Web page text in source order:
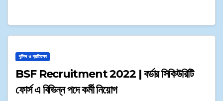
পুলিশ ও প্রতিরক্ষা
BSF Recruitment 2022 | বর্ডার সিকিউরিটি
ফোর্স এ বিভিন্ন পদে কর্মী নিয়োগ